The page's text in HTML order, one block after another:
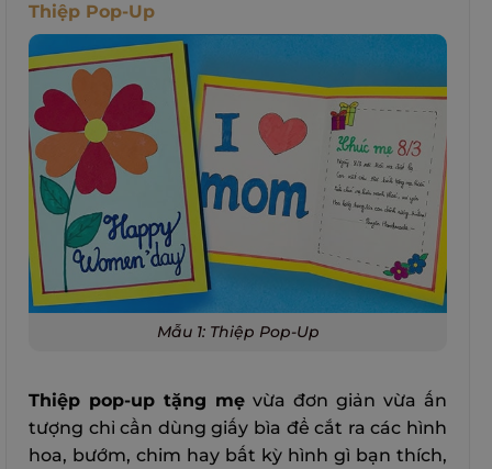
Thiệp Pop-Up
Mẫu 1: Thiệp Pop-Up
Thiệp pop-up tặng mẹ vừa đơn giản vừa ấn
tượng chỉ cần dùng giấy bìa để cắt ra các hình
hoa, bướm, chim hay bất kỳ hình gì bạn thích,